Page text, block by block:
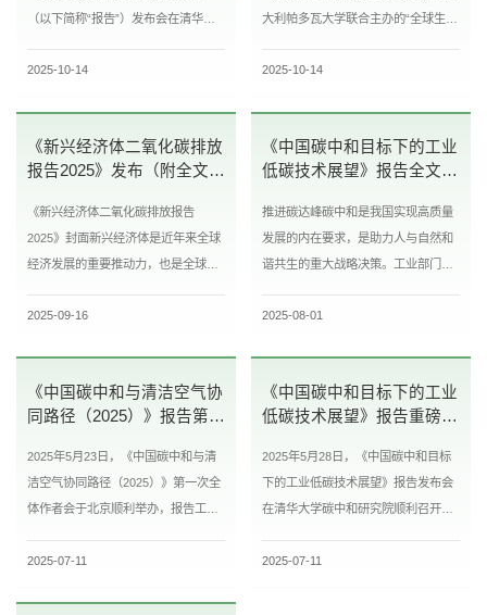
（以下简称“报告”）发布会在清华大
院院士姜培学，国家气候变化专家
2025-10-14
大利帕多瓦大学联合主办的“全球生命
动”国际研讨会于2025年7月10–11日
2025-10-14
《新兴经济体二氧化碳排放
报告2025》发布（附全文下
《新兴经济体二氧化碳排放报告
2025》封面新兴经济体是近年来全球
经济发展的重要推动力，也是全球二
美国、欧盟、中国等碳排放大国先
2025-09-16
《中国碳中和目标下的工业
低碳技术展望》报告全文正
推进碳达峰碳中和是我国实现高质量
发展的内在要求，是助力人与自然和
谐共生的重大战略决策。工业部门作
门，亦是中国能源消耗和 CO2排放...
2025-08-01
《中国碳中和与清洁空气协
同路径（2025）》报告第一
2025年5月23日，《中国碳中和与清
洁空气协同路径（2025）》第一次全
体作者会于北京顺利举办，报告工作
长贺克斌院士、南京信息工程大学...
2025-07-11
《中国碳中和目标下的工业
低碳技术展望》报告重磅发
2025年5月28日，《中国碳中和目标
下的工业低碳技术展望》报告发布会
在清华大学碳中和研究院顺利召开。
起、能源基金会支持、生态环境部...
2025-07-11